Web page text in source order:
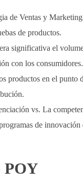
de Ventas y
de productos.
significativa el
con los consumidores.
productos en el punto
vs. La
de innovación
POY